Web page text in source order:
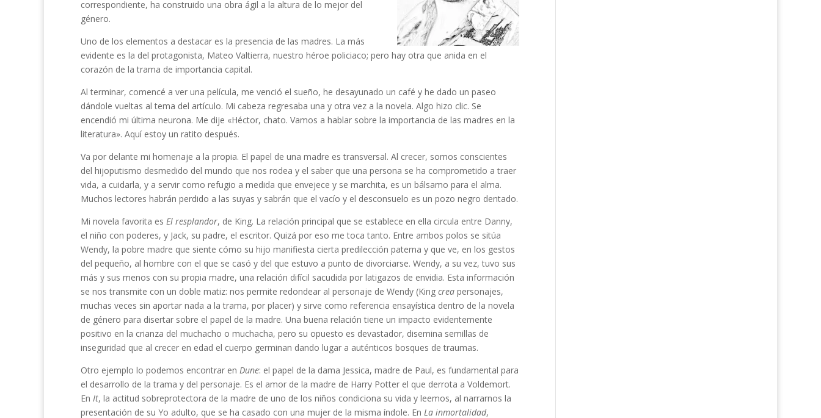
correspondiente, ha construido una obra ágil a la altura de lo mejor del
género.
Uno de los elementos a destacar es la presencia de las madres. La más
evidente es la del protagonista, Mateo Valtierra, nuestro héroe policiaco; pero hay otra que anida en el
corazón de la trama de importancia capital.
Al terminar, comencé a ver una película, me venció el sueño, he desayunado un café y he dado un paseo
dándole vueltas al tema del artículo. Mi cabeza regresaba una y otra vez a la novela. Algo hizo clic. Se
encendió mi última neurona. Me dije «Héctor, chato. Vamos a hablar sobre la importancia de las madres en la
literatura». Aquí estoy un ratito después.
Va por delante mi homenaje a la propia. El papel de una madre es transversal. Al crecer, somos conscientes
del hijoputismo desmedido del mundo que nos rodea y el saber que una persona se ha comprometido a traer
vida, a cuidarla, y a servir como refugio a medida que envejece y se marchita, es un bálsamo para el alma.
Muchos lectores habrán perdido a las suyas y sabrán que el vacío y el desconsuelo es un pozo negro dentado.
Mi novela favorita es El resplandor, de King. La relación principal que se establece en ella circula entre Danny,
el niño con poderes, y Jack, su padre, el escritor. Quizá por eso me toca tanto. Entre ambos polos se sitúa
Wendy, la pobre madre que siente cómo su hijo manifiesta cierta predilección paterna y que ve, en los gestos
del pequeño, al hombre con el que se casó y del que estuvo a punto de divorciarse. Wendy, a su vez, tuvo sus
más y sus menos con su propia madre, una relación difícil sacudida por latigazos de envidia. Esta información
se nos transmite con un doble matiz: nos permite redondear al personaje de Wendy (King crea personajes,
muchas veces sin aportar nada a la trama, por placer) y sirve como referencia ensayística dentro de la novela
de género para disertar sobre el papel de la madre. Una buena relación tiene un impacto evidentemente
positivo en la crianza del muchacho o muchacha, pero su opuesto es devastador, disemina semillas de
inseguridad que al crecer en edad el cuerpo germinan dando lugar a auténticos bosques de traumas.
Otro ejemplo lo podemos encontrar en Dune: el papel de la dama Jessica, madre de Paul, es fundamental para
el desarrollo de la trama y del personaje. Es el amor de la madre de Harry Potter el que derrota a Voldemort.
En It, la actitud sobreprotectora de la madre de uno de los niños condiciona su vida y leemos, al narrarnos la
presentación de su Yo adulto, que se ha casado con una mujer de la misma índole. En La inmortalidad,